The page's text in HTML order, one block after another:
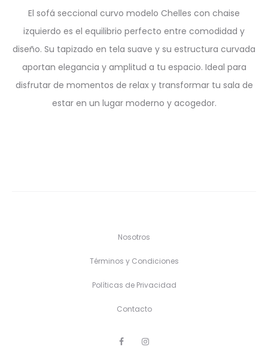
El sofá seccional curvo modelo Chelles con chaise
izquierdo es el equilibrio perfecto entre comodidad y
diseño. Su tapizado en tela suave y su estructura curvada
aportan elegancia y amplitud a tu espacio. Ideal para
disfrutar de momentos de relax y transformar tu sala de
estar en un lugar moderno y acogedor.
Nosotros
Términos y Condiciones
Políticas de Privacidad
Contacto